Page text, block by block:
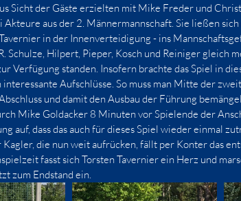
Sicht der Gäste erzielten mit Mike Freder und
aus der 2. Männermannschaft. Sie ließen
in der Innenverteidigung - ins
Schulze, Hilpert, Pieper, Kosch und Reiniger gleich
Verfügung standen. Insofern brachte das Spiel in
Aufschlüsse. So muss man Mitte der
und damit den Ausbau der Führung
Mike Goldacker 8 Minuten vor Spielende der
auf, dass das auch für dieses Spiel wieder einmal
die nun weit aufrücken, fällt per Konter das
fasst sich Torsten Tavernier ein Herz und
zum Endstand ein.